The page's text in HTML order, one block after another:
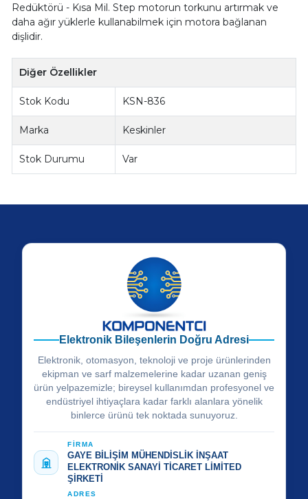
Redüktörü - Kısa Mil. Step motorun torkunu artırmak ve
daha ağır yüklerle kullanabilmek için motora bağlanan
dişlidir.
Diğer Özellikler
Stok Kodu KSN-836
Marka Keskinler
Stok Durumu Var
Elektronik Bileşenlerin Doğru Adresi
Elektronik, otomasyon, teknoloji ve proje ürünlerinden
ekipman ve sarf malzemelerine kadar uzanan geniş
ürün yelpazemizle; bireysel kullanımdan profesyonel ve
endüstriyel ihtiyaçlara kadar farklı alanlara yönelik
binlerce ürünü tek noktada sunuyoruz.
FİRMA
GAYE BİLİŞİM MÜHENDİSLİK İNŞAAT
ELEKTRONİK SANAYİ TİCARET LİMİTED
ŞİRKETİ
ADRES